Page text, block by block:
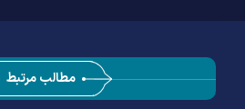
مطالب مرتبط